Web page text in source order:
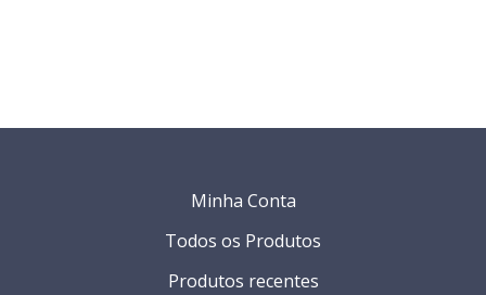
Minha Conta
Todos os Produtos
Produtos recentes